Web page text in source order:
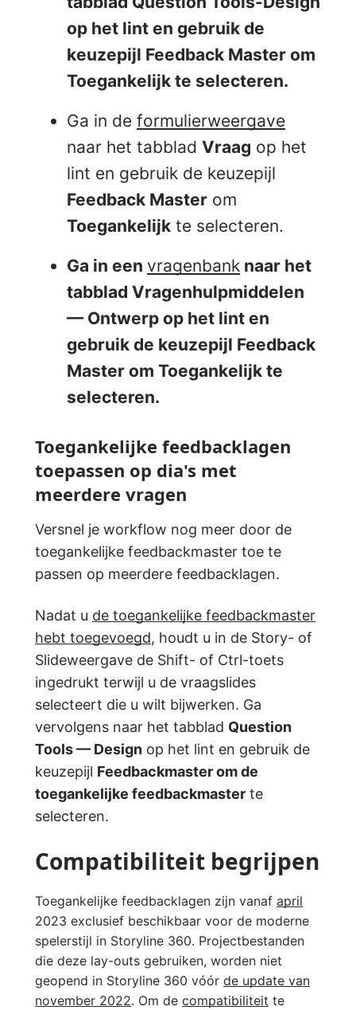
op het lint en gebruik de
keuzepijl Feedback Master om
Toegankelijk te selecteren.
Ga in de formulierweergave
naar het tabblad Vraag op het
lint en gebruik de keuzepijl
Feedback Master om
Toegankelijk te selecteren.
Ga in een vragenbank naar het
tabblad Vragenhulpmiddelen
— Ontwerp op het lint en
gebruik de keuzepijl Feedback
Master om Toegankelijk te
selecteren.
Toegankelijke feedbacklagen
toepassen op dia's met
meerdere vragen
Versnel je workflow nog meer door de
toegankelijke feedbackmaster toe te
passen op meerdere feedbacklagen.
Nadat u de toegankelijke feedbackmaster
hebt toegevoegd, houdt u in de Story- of
Slideweergave de Shift- of Ctrl-toets
ingedrukt terwijl u de vraagslides
selecteert die u wilt bijwerken. Ga
vervolgens naar het tabblad Question
Tools — Design op het lint en gebruik de
keuzepijl Feedbackmaster om de
toegankelijke feedbackmaster te
selecteren.
Compatibiliteit begrijpen
Toegankelijke feedbacklagen zijn vanaf april
2023 exclusief beschikbaar voor de moderne
spelerstijl in Storyline 360. Projectbestanden
die deze lay-outs gebruiken, worden niet
geopend in Storyline 360 vóór de update van
november 2022. Om de compatibiliteit te